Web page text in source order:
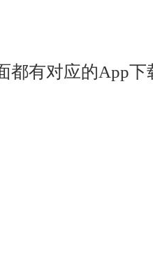
都有对应的App下